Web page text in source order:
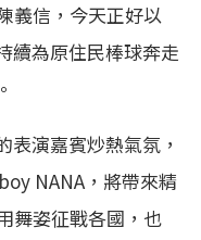
義信，今天正好以
續為原住民棒球奔走
表演嘉賓炒熱氣氛，
NANA，將帶來精
舞姿征戰各國，也